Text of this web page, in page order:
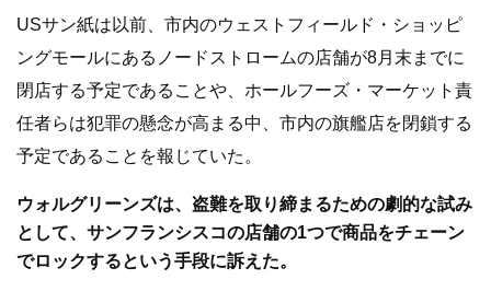
USサン紙は以前、市内のウェストフィールド・ショッピ
ングモールにあるノードストロームの店舗が8月末までに
閉店する予定であることや、ホールフーズ・マーケット責
任者らは犯罪の懸念が高まる中、市内の旗艦店を閉鎖する
予定であることを報じていた。
ウォルグリーンズは、盗難を取り締まるための劇的な試み
として、サンフランシスコの店舗の1つで商品をチェーン
でロックするという手段に訴えた。